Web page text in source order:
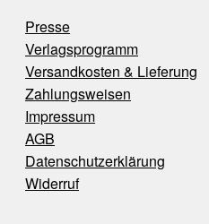
Presse
Verlagsprogramm
Versandkosten & Lieferung
Zahlungsweisen
Impressum
AGB
Datenschutzerklärung
Widerruf